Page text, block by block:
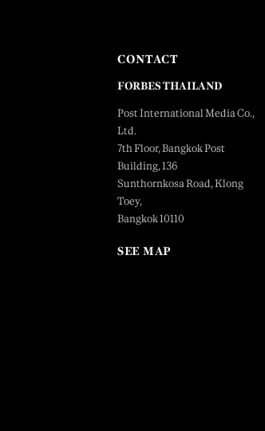
CONTACT
FORBES THAILAND
Post International Media Co.,
Ltd.
7th Floor, Bangkok Post
Building, 136
Sunthornkosa Road, Klong
Toey,
Bangkok 10110
SEE MAP